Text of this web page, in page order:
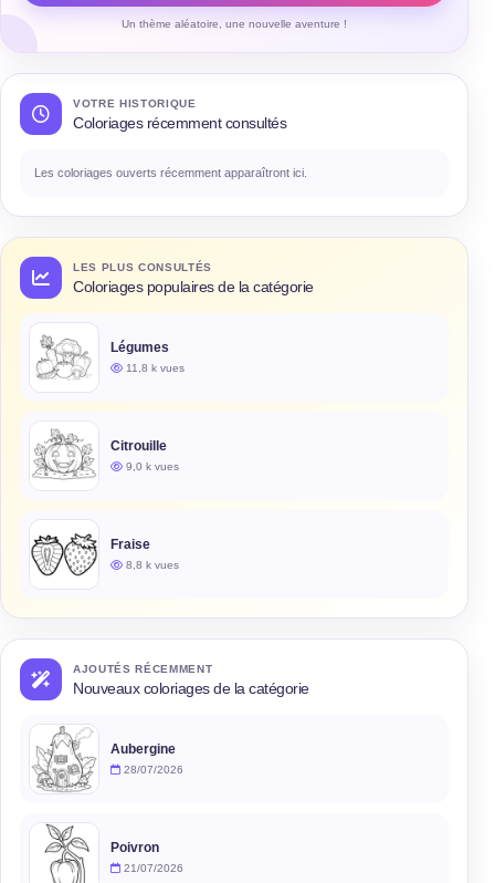
Un thème aléatoire, une nouvelle aventure !
VOTRE HISTORIQUE
Coloriages récemment consultés
Les coloriages ouverts récemment apparaîtront ici.
LES PLUS CONSULTÉS
Coloriages populaires de la catégorie
Légumes
11,8 k vues
Citrouille
9,0 k vues
Fraise
8,8 k vues
AJOUTÉS RÉCEMMENT
Nouveaux coloriages de la catégorie
Aubergine
28/07/2026
Poivron
21/07/2026